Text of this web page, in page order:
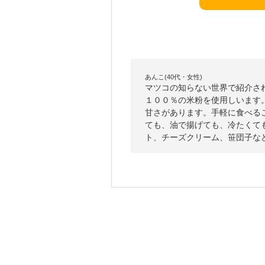
あんこ(40代・女性)
マツコの知らない世界で紹介
１００％の米粉を使用しいま
甘さがあります。手軽に食べ
ても、油で揚げても、冷たく
ト、チーズクリーム、笹団子